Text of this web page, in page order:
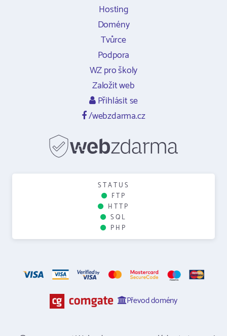
Hosting
Domény
Tvůrce
Podpora
WZ pro školy
Založit web
Přihlásit se
/webzdarma.cz
STATUS
FTP
HTTP
SQL
PHP
Převod domény